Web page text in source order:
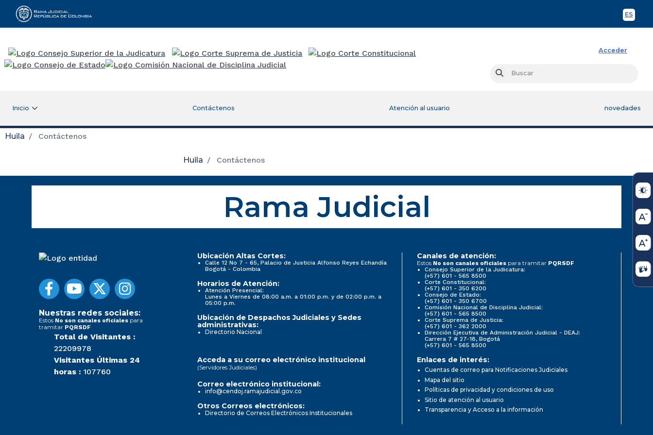
ES
Rama Judicial
Acceder
Buscar
Inicio Contáctenos Atención al usuario novedades
Huila Contáctenos
Huila Contáctenos
Rama Judicial
Nuestras redes sociales:
Estos No son canales oficiales para
tramitar PQRSDF
Total de Visitantes :
22209978
Visitantes Últimas 24
horas : 107760
Ubicación Altas Cortes:
Calle 12 No 7 - 65, Palacio de Justicia Alfonso Reyes Echandía
Bogotá - Colombia
Horarios de Atención:
Atención Presencial:
Lunes a Viernes de 08:00 a.m. a 01:00 p.m. y de 02:00 p.m. a
05:00 p.m.
Ubicación de Despachos Judiciales y Sedes
administrativas:
Directorio Nacional
Canales de atención:
Estos No son canales oficiales para tramitar PQRSDF
Consejo Superior de la Judicatura:
(+57) 601 - 565 8500
Corte Constitucional:
(+57) 601 - 350 6200
Consejo de Estado:
(+57) 601 - 350 6700
Comisión Nacional de Disciplina Judicial:
(+57) 601 - 565 8500
Corte Suprema de Justicia:
(+57) 601 - 362 2000
Dirección Ejecutiva de Administración Judicial - DEAJ:
Carrera 7 # 27-18, Bogotá
(+57) 601 - 565 8500
Acceda a su correo electrónico institucional
(Servidores Judiciales)
Correo electrónico institucional:
info@cendoj.ramajudicial.gov.co
Otros Correos electrónicos:
Directorio de Correos Electrónicos Institucionales
Enlaces de interés:
Cuentas de correo para Notificaciones Judiciales
Mapa del sitio
Políticas de privacidad y condiciones de uso
Sitio de atención al usuario
Transparencia y Acceso a la información